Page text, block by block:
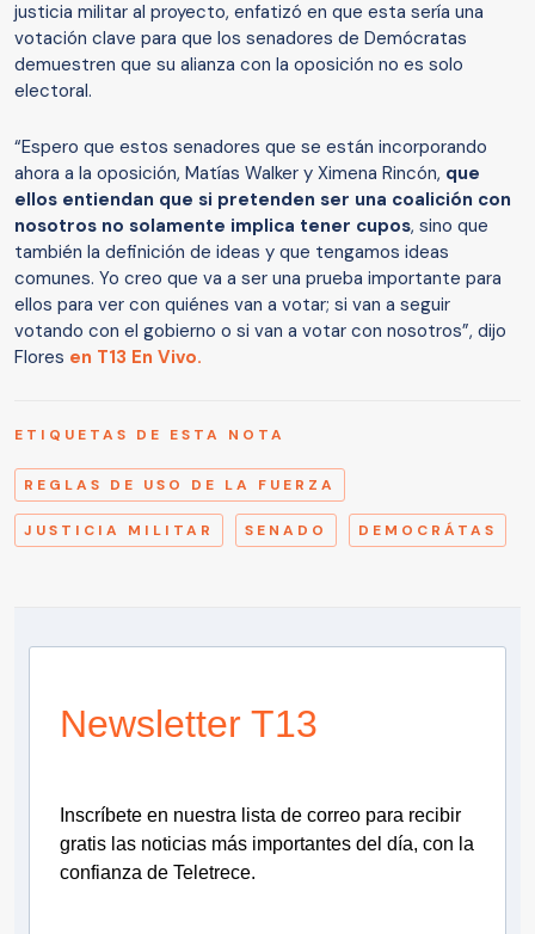
justicia militar al proyecto, enfatizó en que esta sería una
votación clave para que los senadores de Demócratas
demuestren que su alianza con la oposición no es solo
electoral.
“Espero que estos senadores que se están incorporando
ahora a la oposición, Matías Walker y Ximena Rincón, que
ellos entiendan que si pretenden ser una coalición con
nosotros no solamente implica tener cupos, sino que
también la definición de ideas y que tengamos ideas
comunes. Yo creo que va a ser una prueba importante para
ellos para ver con quiénes van a votar; si van a seguir
votando con el gobierno o si van a votar con nosotros”, dijo
Flores en T13 En Vivo.
ETIQUETAS DE ESTA NOTA
REGLAS DE USO DE LA FUERZA
JUSTICIA MILITAR SENADO DEMOCRÁTAS
Newsletter T13
Inscríbete en nuestra lista de correo para recibir
gratis las noticias más importantes del día, con la
confianza de Teletrece.